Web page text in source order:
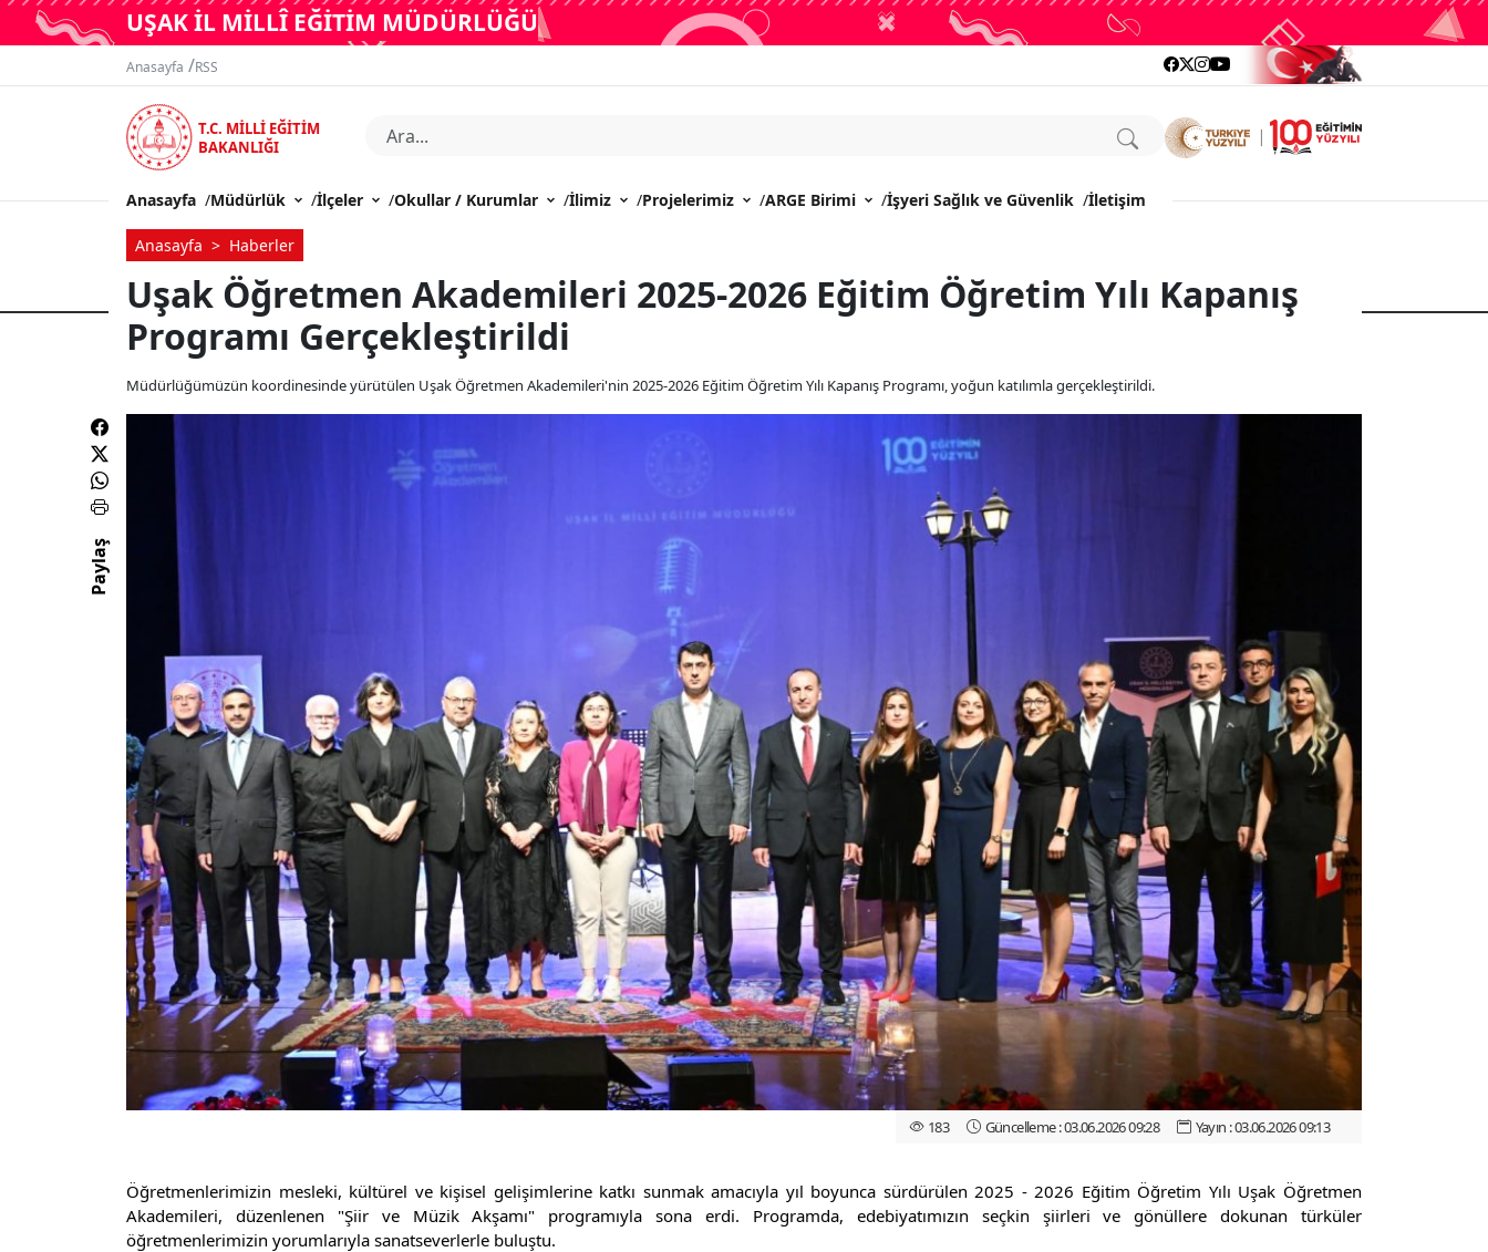
UŞAK İL MİLLÎ EĞİTİM MÜDÜRLÜĞÜ
Anasayfa /RSS
T.C. MİLLİ EĞİTİM
BAKANLIĞI
Anasayfa /Müdürlük /İlçeler /Okullar / Kurumlar /İlimiz /Projelerimiz /ARGE Birimi /İşyeri Sağlık ve Güvenlik /İletişim
Anasayfa Haberler
Uşak Öğretmen Akademileri 2025-2026 Eğitim Öğretim Yılı Kapanış
Programı Gerçekleştirildi
Müdürlüğümüzün koordinesinde yürütülen Uşak Öğretmen Akademileri'nin 2025-2026 Eğitim Öğretim Yılı Kapanış Programı, yoğun katılımla gerçekleştirildi.
183 Güncelleme : 03.06.2026 09:28 Yayın : 03.06.2026 09:13
Öğretmenlerimizin mesleki, kültürel ve kişisel gelişimlerine katkı sunmak amacıyla yıl boyunca sürdürülen 2025 - 2026 Eğitim Öğretim Yılı Uşak Öğretmen
Akademileri, düzenlenen "Şiir ve Müzik Akşamı" programıyla sona erdi. Programda, edebiyatımızın seçkin şiirleri ve gönüllere dokunan türküler
öğretmenlerimizin yorumlarıyla sanatseverlerle buluştu.
Paylaş